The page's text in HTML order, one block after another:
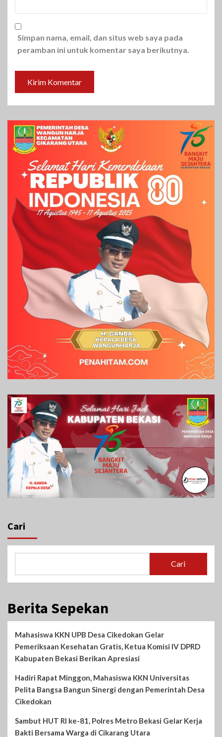
Simpan nama, email, dan situs web saya pada
peramban ini untuk komentar saya berikutnya.
Cari
Cari
Berita Sepekan
Mahasiswa KKN UPB Desa Cikedokan Gelar
Pemeriksaan Kesehatan Gratis, Ketua Komisi IV DPRD
Kabupaten Bekasi Berikan Apresiasi
Hadiri Rapat Minggon, Mahasiswa KKN Universitas
Pelita Bangsa Bangun Sinergi dengan Pemerintah Desa
Cikedokan
Sambut HUT RI ke-81, Polres Metro Bekasi Gelar Kerja
Bakti Bersama Warga di Cikarang Utara